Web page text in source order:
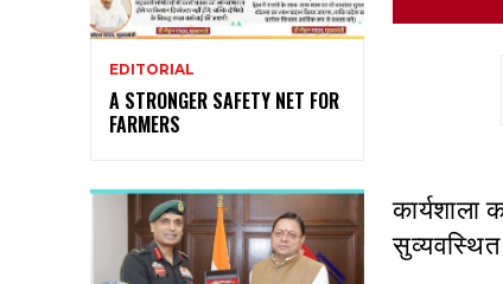
EDITORIAL
A STRONGER SAFETY NET FOR
FARMERS
कार्यशाला